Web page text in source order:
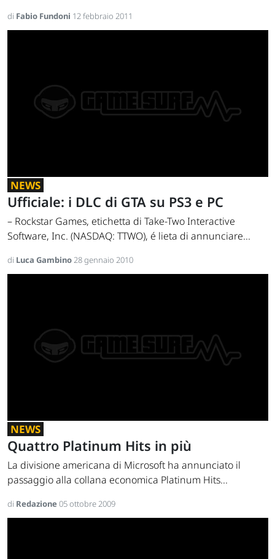
di Fabio Fundoni 12 febbraio 2011
NEWS
Ufficiale: i DLC di GTA su PS3 e PC
– Rockstar Games, etichetta di Take-Two Interactive
Software, Inc. (NASDAQ: TTWO), é lieta di annunciare...
di Luca Gambino28 gennaio 2010
NEWS
Quattro Platinum Hits in più
La divisione americana di Microsoft ha annunciato il
passaggio alla collana economica Platinum Hits...
di Redazione05 ottobre 2009